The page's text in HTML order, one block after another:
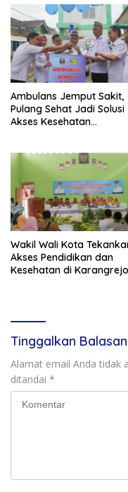
Ambulans Jemput Sakit,
Pulang Sehat Jadi Solusi
Akses Kesehatan
Wakil Wali Kota
Akses Pendidikan dan
Kesehatan di Karangrejo
Tinggalkan Balasan
Alamat email Anda tidak
ditandai *